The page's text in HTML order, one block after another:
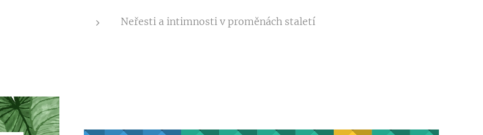
Neřesti a intimnosti v proměnách staletí